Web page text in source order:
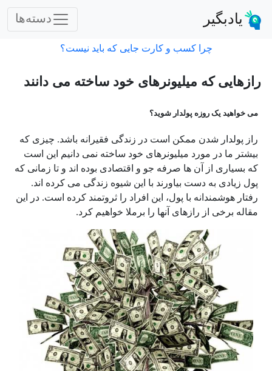
یادبگیر دسته‌ها
چرا کسب و کارت جایی که باید نیست؟
رازهایی که میلیونرهای خود ساخته می دانند
می خواهید یک روزه پولدار شوید؟
راز پولدار شدن ممکن است در زندگی فقیرانه باشد. چیزی که
بیشتر ما در مورد میلیونرهای خود ساخته نمی دانیم این است
که بسیاری از آن ها صرفه جو و اقتصادی بوده اند و تا زمانی که
پول زیادی به دست بیاورند با این شیوه زندگی می کرده اند.
رفتار هوشمندانه با پول، این افراد را ثروتمند کرده است. در این
مقاله برخی از رازهای آنها را برملا خواهیم کرد.